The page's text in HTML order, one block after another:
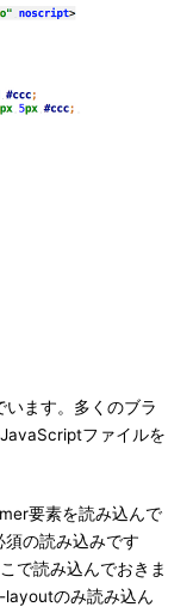
ます。多くのブラ
ファイルを
要素を読み込んで
の読み込みです
で読み込んでおきま
のみ読み込ん